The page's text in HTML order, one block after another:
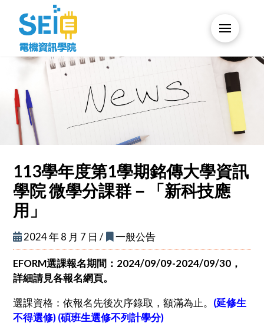
113學年度第1學期銘傳大學資訊
學院 微學分課群－「新科技應
用」
2024 年 8 月 7 日 / 一般公告
EFORM選課報名期間：2024/09/09-2024/09/30，
詳細請見各報名網頁。
選課資格：依報名先後次序錄取，額滿為止。 (延修生
不得選修) (碩班生選修不列計學分)